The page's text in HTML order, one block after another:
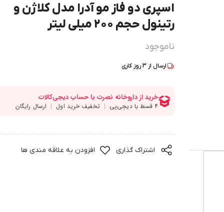
اسپری دو فاز مو آدرا مدل کلاژن و
رتینول حجم 200 میلی لیتر
ناموجود
ارسال از 3روز کاری
اشتراک گذاری افزودن به علاقه مندی ها